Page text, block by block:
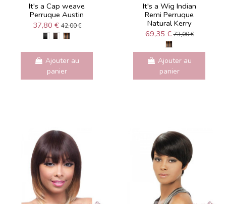
It's a Cap weave
Perruque Austin
37,80 €42,00 €
Ajouter au
panier
It's a Wig Indian
Remi Perruque
Natural Kerry
69,35 €73,00 €
Ajouter au
panier